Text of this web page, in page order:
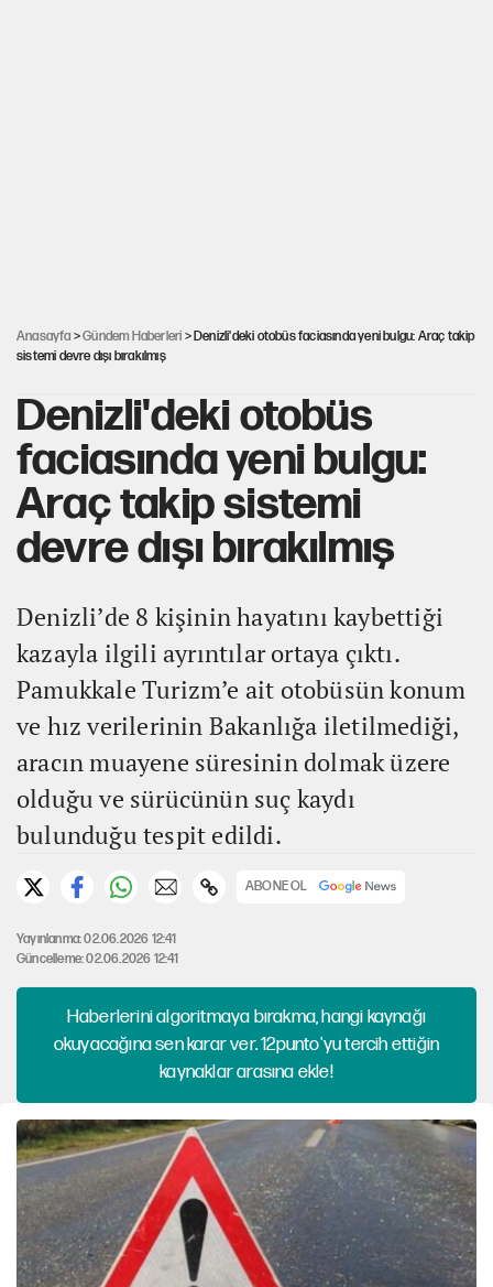
Anasayfa >Gündem Haberleri > Denizli'deki otobüs faciasında yeni bulgu: Araç takip
sistemi devre dışı bırakılmış
Denizli'deki otobüs
faciasında yeni bulgu:
Araç takip sistemi
devre dışı bırakılmış
Denizli’de 8 kişinin hayatını kaybettiği
kazayla ilgili ayrıntılar ortaya çıktı.
Pamukkale Turizm’e ait otobüsün konum
ve hız verilerinin Bakanlığa iletilmediği,
aracın muayene süresinin dolmak üzere
olduğu ve sürücünün suç kaydı
bulunduğu tespit edildi.
ABONE OL
Yayınlanma: 02.06.2026 12:41
Güncelleme: 02.06.2026 12:41
Haberlerini algoritmaya bırakma, hangi kaynağı
okuyacağına sen karar ver. 12punto'yu tercih ettiğin
kaynaklar arasına ekle!